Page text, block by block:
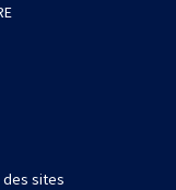
des sites